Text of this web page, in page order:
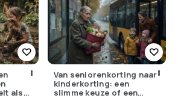
als
Van seniorenkorting naar
kinderkorting: een
slimme keuze of een